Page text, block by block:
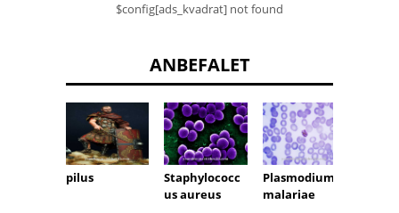
$config[ads_kvadrat] not found
ANBEFALET
pilus
Staphylococc
us aureus
Plasmodium
malariae